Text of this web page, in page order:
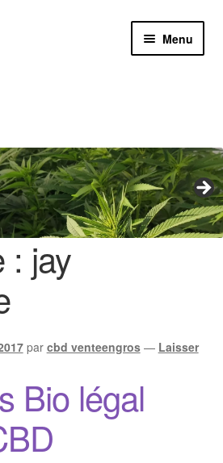
Menu
: jay
par cbd venteengros — Laisser
Bio légal